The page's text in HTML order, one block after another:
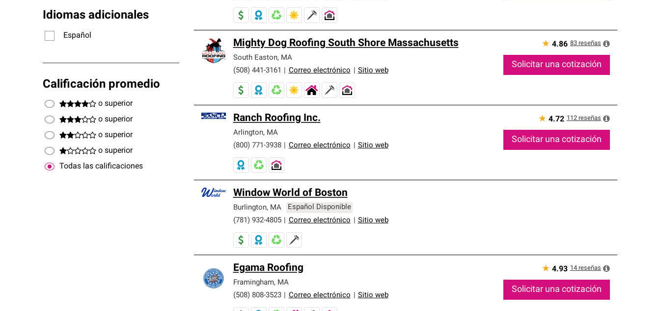
Idiomas adicionales
Español
Calificación promedio
o superior
o superior
o superior
o superior
Todas las calificaciones
Mighty Dog Roofing South Shore Massachusetts
South Easton, MA
(508) 441-3161
Correo electrónico Sitio web
★ 4.86 83 reseñas
Solicitar una cotización
Ranch Roofing Inc.
Arlington, MA
(800) 771-3938
Correo electrónico Sitio web
★ 4.72 112 reseñas
Solicitar una cotización
Window World of Boston
Burlington, MA
Español Disponible
(781) 932-4805
Correo electrónico Sitio web
Egama Roofing
Framingham, MA
(508) 808-3523
Correo electrónico Sitio web
★ 4.93 14 reseñas
Solicitar una cotización